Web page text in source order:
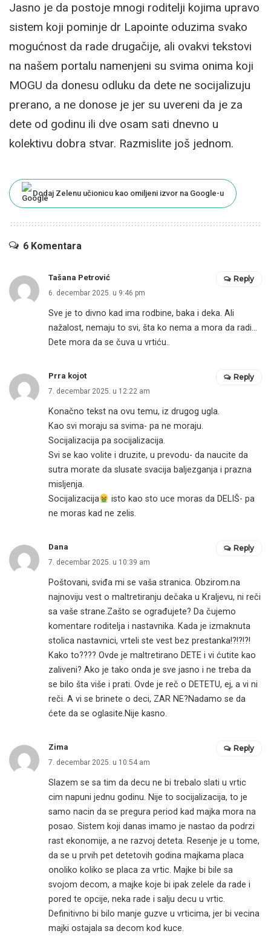
Jasno je da postoje mnogi roditelji kojima upravo
sistem koji pominje dr Lapointe oduzima svako
mogućnost da rade drugačije, ali ovakvi tekstovi
na našem portalu namenjeni su svima onima koji
MOGU da donesu odluku da dete ne socijalizuju
prerano, a ne donose je jer su uvereni da je za
dete od godinu ili dve osam sati dnevno u
kolektivu dobra stvar. Razmislite još jednom.
Dodaj Zelenu učionicu kao omiljeni izvor na Google-u
6 Komentara
Tašana Petrović
6. decembar 2025. u 9:46 pm
Sve je to divno kad ima rodbine, baka i deka. Ali
nažalost, nemaju to svi, šta ko nema a mora da radi…
Dete mora da se čuva u vrtiću..
Reply
Prra kojot
7. decembar 2025. u 12:22 am
Konačno tekst na ovu temu, iz drugog ugla.
Kao svi moraju sa svima- pa ne moraju.
Socijalizacija pa socijalizacija.
Svi se kao volite i druzite, u prevodu- da naucite da
sutra morate da slusate svacija baljezganja i prazna
misljenja.
Socijalizacija
isto kao sto uce moras da DELIŠ- pa
ne moras kad ne zelis.
Reply
Dana
7. decembar 2025. u 10:39 am
Poštovani, sviđa mi se vaša stranica. Obzirom.na
najnoviju vest o maltretiranju dečaka u Kraljevu, ni reči
sa vaše strane.Zašto se ograđujete? Da čujemo
komentare roditelja i nastavnika. Kada je izmaknuta
stolica nastavnici, vrteli ste vest bez prestanka!?!?!?!
Kako to???? Ovde je maltretirano DETE i vi ćutite kao
zaliveni? Ako je tako onda je sve jasno i ne treba da
se bilo šta više i prati. Ovde je reč o DETETU, ej, a vi ni
reči. A vi se brinete o deci, ZAR NE?Nadamo se da
ćete da se oglasite.Nije kasno.
Reply
Zima
7. decembar 2025. u 10:54 am
Slazem se sa tim da decu ne bi trebalo slati u vrtic
cim napuni jednu godinu. Nije to socijalizacija, to je
samo nacin da se pregura period kad majka mora na
posao. Sistem koji danas imamo je nastao da podrzi
rast ekonomije, a ne razvoj deteta. Resenje je u tome,
da se u prvih pet detetovih godina majkama placa
onoliko koliko se placa za vrtic. Majke bi bile sa
svojom decom, a majke koje bi ipak zelele da rade i
pored te opcije, neka rade i salju decu u vrtic.
Definitivno bi bilo manje guzve u vrticima, jer bi vecina
majki ostajala sa decom kod kuce.
Reply